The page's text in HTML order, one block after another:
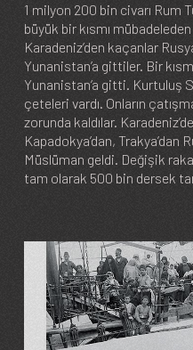
1 milyon 200 bin civarı Rum
büyük bir kısmı
Karadeniz’den kaçanlar
Yunanistan’a gittiler. Bir
Yunanistan’a gitti. Kurtuluş
çeteleri vardı. Onların
zorunda kaldılar.
Kapadokya’dan, Trakya’dan
Müslüman geldi. Değişik
tam olarak 500 bin dersek
Image